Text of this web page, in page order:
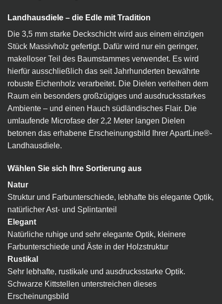
Landhausdiele – die Edle mit Tradition
Die 3,5 mm starke Deckschicht wird aus einem einzigen
Stück Massivholz gefertigt. Dafür wird nur ein geringer,
makelloser Teil des Baumstammes verwendet. Es wird
hierfür ausschließlich das seit Jahrhunderten bewährte
robuste Eichenholz verarbeitet. Die Dielen verleihen dem
Raum ein besonders großzügiges und ausdrucksstarkes
Ambiente – und einen Hauch südländisches Flair. Die
umlaufende Microfase der 2,2 Meter langen Dielen
betonen das erhabene Erscheinungsbild Ihrer ApartLine®-
Landhausdiele.
Wählen Sie sich Ihre Sortierung aus
Natur
Struktur und Farbunterschiede, lebhafte bis elegante Optik,
natürlicher Ast- und Splintanteil
Elegant
Natürliche ruhige und sehr elegante Optik, kleinere
Farbunterschiede und Äste in der Holzstruktur
Rustikal
Sehr lebhafte, rustikale und ausdrucksstarke Optik.
Schwarze Kittstellen unterstreichen dieses
Erscheinungsbild